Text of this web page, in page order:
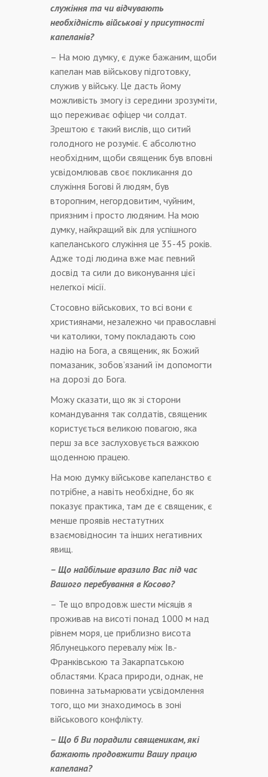
служіння та чи відчувають
необхідність військові у присутності
капеланів?
– На мою думку, є дуже бажаним, щоби
капелан мав військову підготовку,
служив у війську. Це дасть йому
можливість змогу із середини зрозуміти,
що переживає офіцер чи солдат.
Зрештою є такий вислів, що ситий
голодного не розуміє. Є абсолютно
необхідним, щоби священик був вповні
усвідомлював своє покликання до
служіння Богові й людям, був
второпним, негордовитим, чуйним,
приязним і просто людяним. На мою
думку, найкращий вік для успішного
капеланського служіння це 35-45 років.
Адже тоді людина вже має певний
досвід та сили до виконування цієї
нелегкої місії.
Стосовно військових, то всі вони є
християнами, незалежно чи православні
чи католики, тому покладають сою
надію на Бога, a священик, як Божий
помазаник, зобов’язаний їм допомогти
на дорозі до Бога.
Можу сказати, що як зі сторони
командування так солдатів, священик
користується великою повагою, яка
перш за все заслуховується важкою
щоденною працею.
На мою думку військове капеланство є
потрібне, а навіть необхідне, бо як
показує практика, там де є священик, є
менше проявів нестатутних
взаємовідносин та інших негативних
явищ.
– Що найбільше вразило Вас під час
Вашого перебування в Косово?
– Те що впродовж шести місяців я
проживав на висоті понад 1000 м над
рівнем моря, це приблизно висота
Яблунецького перевалу між Ів.-
Франківською та Закарпатською
областями. Краса природи, однак, не
повинна затьмарювати усвідомлення
того, що ми знаходимось в зоні
військового конфлікту.
– Що б Ви порадили священикам, які
бажають продовжити Вашу працю
капелана?